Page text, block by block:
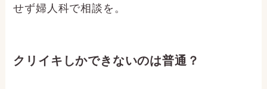
せず婦人科で相談を。
クリイキしかできないのは普通？